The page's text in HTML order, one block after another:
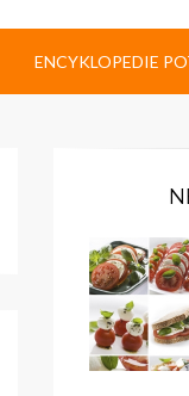
ENCYKLOPEDIE